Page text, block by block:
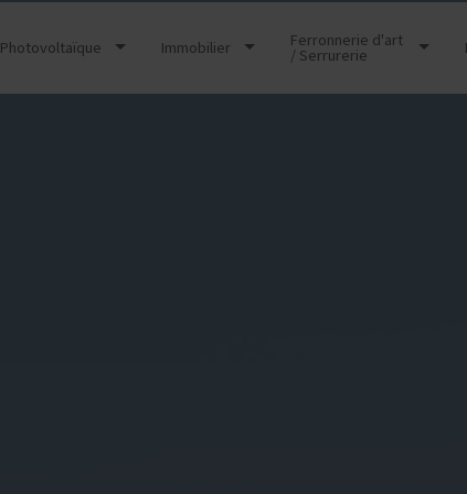
Photovoltaïque Immobilier Ferronnerie d'art
/ Serrurerie